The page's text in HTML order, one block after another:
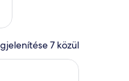
7 közül
és egy televízió található.
szoba, amelyben egy nagy